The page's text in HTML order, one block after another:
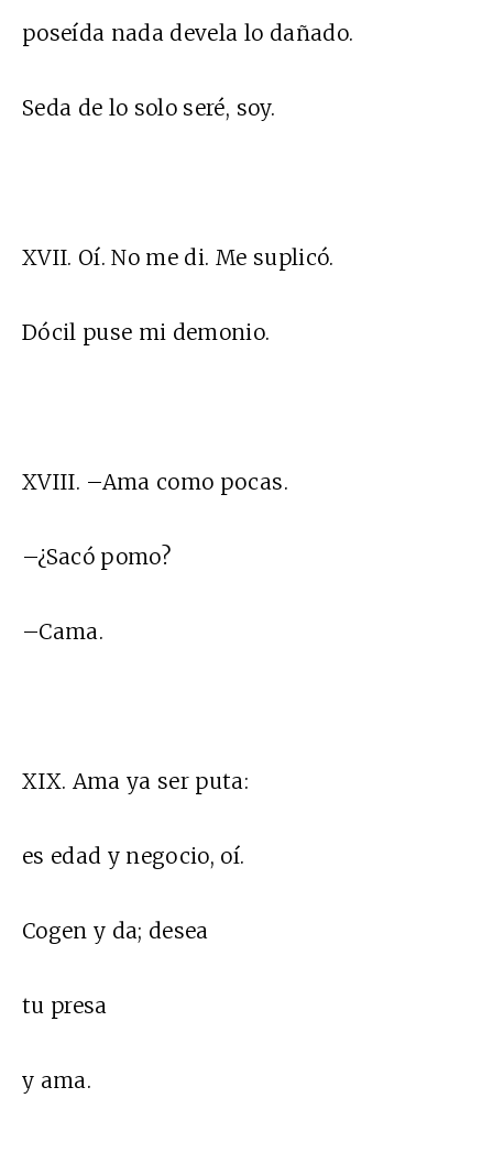
poseída nada devela lo dañado.
Seda de lo solo seré, soy.
XVII. Oí. No me di. Me suplicó.
Dócil puse mi demonio.
XVIII. –Ama como pocas.
–¿Sacó pomo?
–Cama.
XIX. Ama ya ser puta:
es edad y negocio, oí.
Cogen y da; desea
tu presa
y ama.